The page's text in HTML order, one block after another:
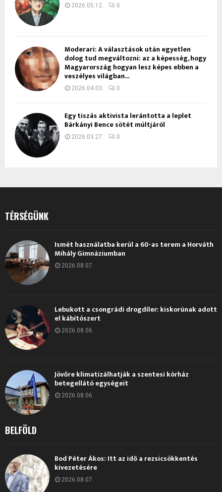
2026.05.12. 0
Moderari: A választások után egyetlen
dolog tud megváltozni: az a képesség, hogy
Magyarország hogyan lesz képes ebben a
veszélyes világban...
2026.04.03. 0
Egy tiszás aktivista lerántotta a leplet
Bárkányi Bence sötét múltjáról
2026.03.27. 0
TÉRSÉGÜNK
Ismét használatba kerül a 60-as terem a Horváth
Mihály Gimnáziumban
2026.08.07.
Lebukott a csongrádi drogdíler: kiskorúnak adott
el kábítószert
2026.08.06.
Jövőre klimatizálhatják a szentesi kórház
betegellátó egységeit
2026.08.06.
BELFÖLD
Bod Péter Ákos: Itt az idő a rezsicsökkentés
kivezetésére
2026.08.07.